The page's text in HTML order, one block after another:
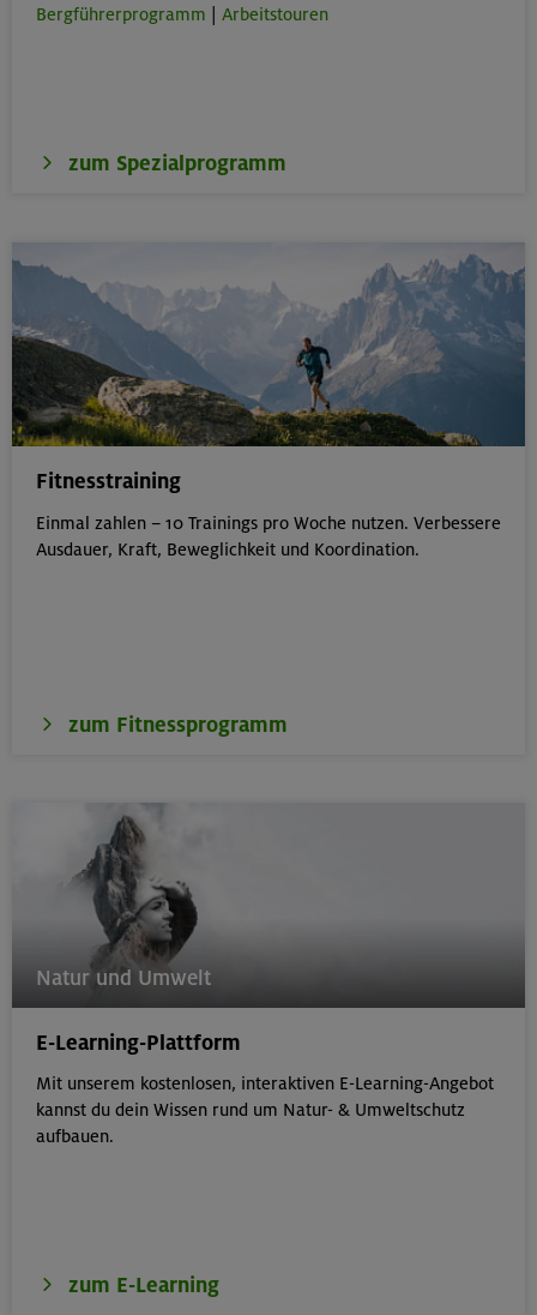
Bergführerprogramm
Arbeitstouren
zum Spezialprogramm
Fitnesstraining
Einmal zahlen – 10 Trainings pro Woche nutzen. Verbessere
Ausdauer, Kraft, Beweglichkeit und Koordination.
zum Fitnessprogramm
Natur und Umwelt
E-Learning-Plattform
Mit unserem kostenlosen, interaktiven E-Learning-Angebot
kannst du dein Wissen rund um Natur- & Umweltschutz
aufbauen.
zum E-Learning